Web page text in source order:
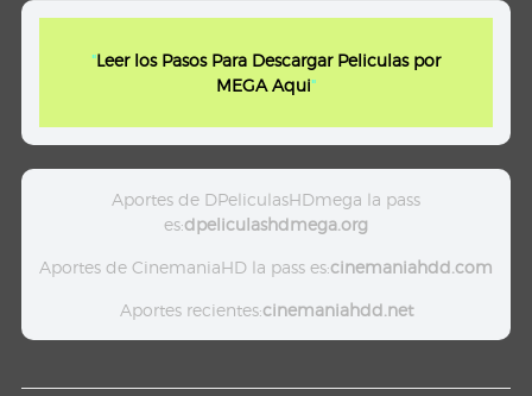
"Leer los Pasos Para Descargar Peliculas por
MEGA Aqui"
Aportes de DPeliculasHDmega la pass
es:dpeliculashdmega.org
Aportes de CinemaniaHD la pass es:cinemaniahdd.com
Aportes recientes:cinemaniahdd.net